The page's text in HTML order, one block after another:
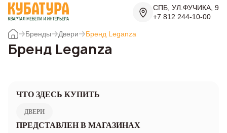
СПБ, УЛ.ФУЧИКА, 9
+7 812 244-10-00
Бренды Двери Бренд Leganza
Бренд Leganza
ЧТО ЗДЕСЬ КУПИТЬ
ДВЕРИ
ПРЕДСТАВЛЕН В МАГАЗИНАХ